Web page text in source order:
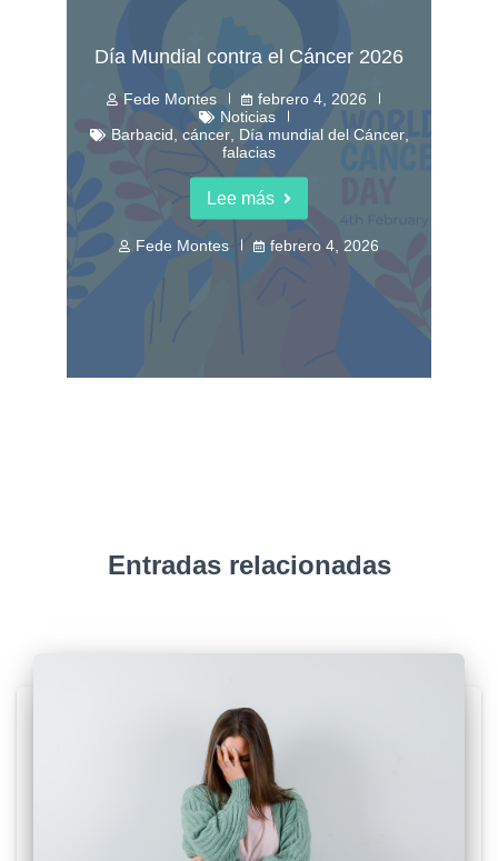
Día Mundial contra el Cáncer 2026
Fede Montes
febrero 4, 2026
Noticias
Barbacid cáncer, Día mundial del Cáncer,
falacias
Lee más
Fede Montes febrero 4, 2026
Entradas relacionadas